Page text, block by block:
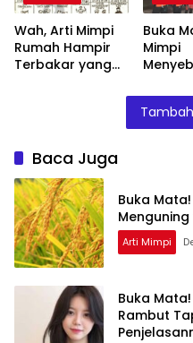
Wah, Arti Mimpi
Rumah Hampir
Terbakar yang
Buka
Mimpi
Ini
Baca Juga
Buka
Arti Mimpi
Buka
Rambut